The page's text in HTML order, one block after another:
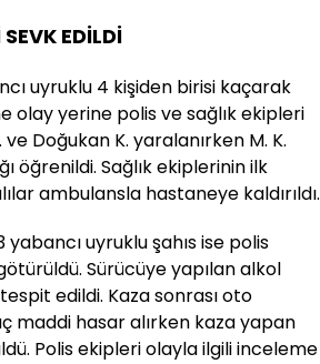
EDİLDİ
uyruklu 4 kişiden birisi kaçarak
olay yerine polis ve sağlık ekipleri
Doğukan K. yaralanırken M. K.
öğrenildi. Sağlık ekiplerinin ilk
ambulansla hastaneye kaldırıldı.
uyruklu şahıs ise polis
Sürücüye yapılan alkol
edildi. Kaza sonrası oto
maddi hasar alırken kaza yapan
Polis ekipleri olayla ilgili inceleme